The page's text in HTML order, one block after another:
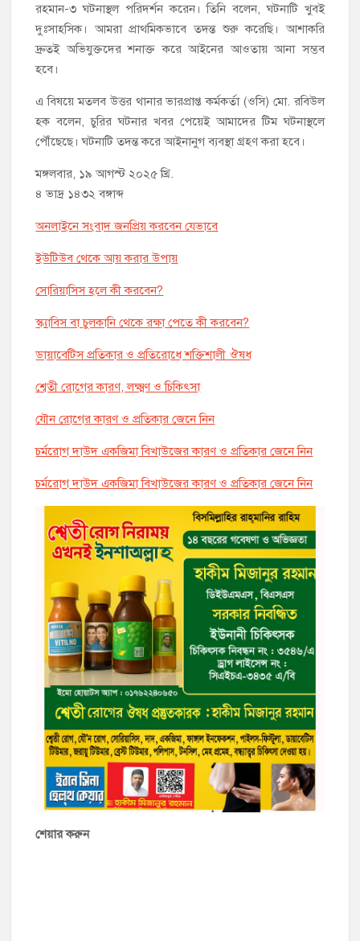
রহমান-৩ ঘটনাস্থল পরিদর্শন করেন। তিনি বলেন, ঘটনাটি খুবই
দুঃসাহসিক। আমরা প্রাথমিকভাবে তদন্ত শুরু করেছি। আশাকরি
দ্রুতই অভিযুক্তদের শনাক্ত করে আইনের আওতায় আনা সম্ভব
হবে।
এ বিষয়ে মতলব উত্তর থানার ভারপ্রাপ্ত কর্মকর্তা (ওসি) মো. রবিউল
হক বলেন, চুরির ঘটনার খবর পেয়েই আমাদের টিম ঘটনাস্থলে
পৌঁছেছে। ঘটনাটি তদন্ত করে আইনানুগ ব্যবস্থা গ্রহণ করা হবে।
মঙ্গলবার, ১৯ আগস্ট ২০২৫ খ্রি.
৪ ভাদ্র ১৪৩২ বঙ্গাব্দ
অনলাইনে সংবাদ জনপ্রিয় করবেন যেভাবে
ইউটিউব থেকে আয় করার উপায়
সোরিয়াসিস হলে কী করবেন?
স্ক্যাবিস বা চুলকানি থেকে রক্ষা পেতে কী করবেন?
ডায়াবেটিস প্রতিকার ও প্রতিরোধে শক্তিশালী ঔষধ
শ্বেতী রোগের কারণ, লক্ষ্মণ ও চিকিৎসা
যৌন রোগের কারণ ও প্রতিকার জেনে নিন
চর্মরোগ দাউদ একজিমা বিখাউজের কারণ ও প্রতিকার জেনে নিন
চর্মরোগ দাউদ একজিমা বিখাউজের কারণ ও প্রতিকার জেনে নিন
শেয়ার করুন